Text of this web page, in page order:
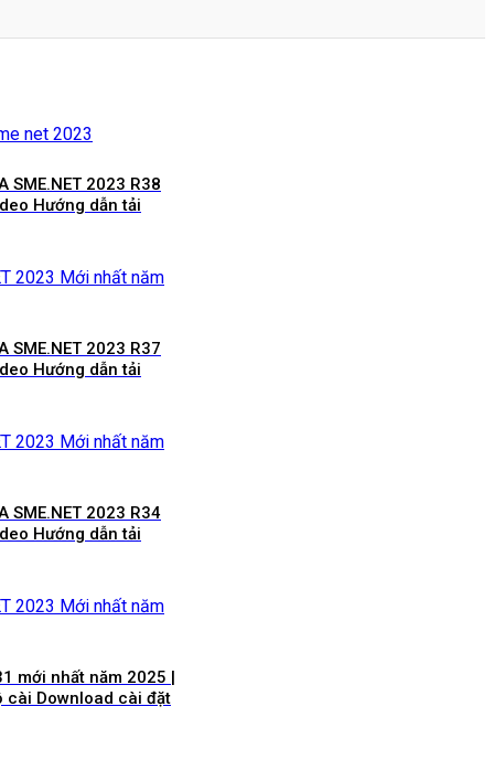
SME.NET 2023 R38
Hướng dẫn tải
SME.NET 2023 R37
Hướng dẫn tải
SME.NET 2023 R34
Hướng dẫn tải
mới nhất năm 2025 |
cài Download cài đặt